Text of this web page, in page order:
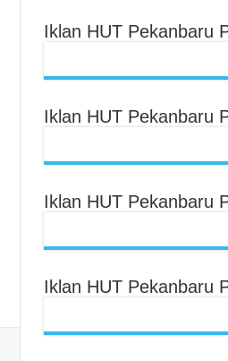
Iklan HUT Pekanbaru
Iklan HUT Pekanbaru
Iklan HUT Pekanbaru
Iklan HUT Pekanbaru